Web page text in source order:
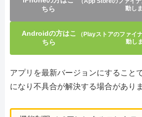
ちら
動し
Androidの方はこ
ちら
（Playストアのファイ
動し
アプリを最新バージョンにすること
になり不具合が解決する場合がありま